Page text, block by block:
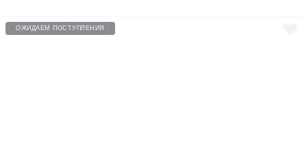
ОЖИДАЕМ ПОСТУПЛЕНИЯ